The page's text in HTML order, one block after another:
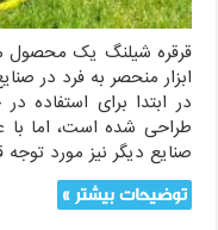
قرقره شیلنگ یک محصول
ابزار منحصر به فرد در
در ابتدا برای
طراحی شده است، اما با
صنایع دیگر نیز مورد توجه
توضیحات بیشتر »